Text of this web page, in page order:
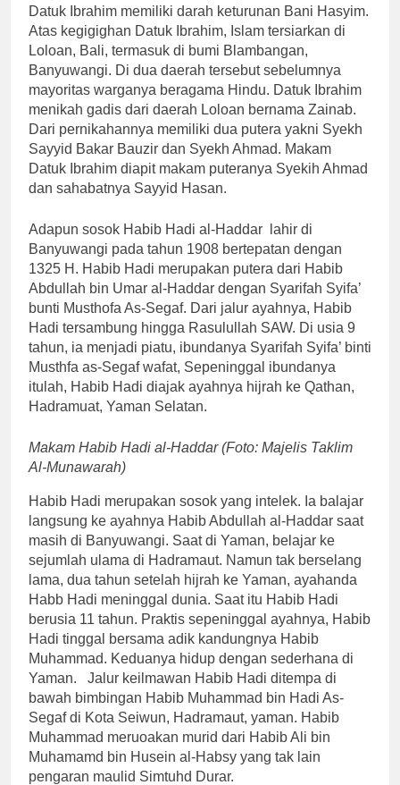
Datuk Ibrahim memiliki darah keturunan Bani Hasyim.
Atas kegigighan Datuk Ibrahim, Islam tersiarkan di
Loloan, Bali, termasuk di bumi Blambangan,
Banyuwangi. Di dua daerah tersebut sebelumnya
mayoritas warganya beragama Hindu. Datuk Ibrahim
menikah gadis dari daerah Loloan bernama Zainab.
Dari pernikahannya memiliki dua putera yakni Syekh
Sayyid Bakar Bauzir dan Syekh Ahmad. Makam
Datuk Ibrahim diapit makam puteranya Syekih Ahmad
dan sahabatnya Sayyid Hasan.
Adapun sosok Habib Hadi al-Haddar lahir di
Banyuwangi pada tahun 1908 bertepatan dengan
1325 H. Habib Hadi merupakan putera dari Habib
Abdullah bin Umar al-Haddar dengan Syarifah Syifa’
bunti Musthofa As-Segaf. Dari jalur ayahnya, Habib
Hadi tersambung hingga Rasulullah SAW. Di usia 9
tahun, ia menjadi piatu, ibundanya Syarifah Syifa’ binti
Musthfa as-Segaf wafat, Sepeninggal ibundanya
itulah, Habib Hadi diajak ayahnya hijrah ke Qathan,
Hadramuat, Yaman Selatan.
Makam Habib Hadi al-Haddar (Foto: Majelis Taklim
Al-Munawarah)
Habib Hadi merupakan sosok yang intelek. Ia balajar
langsung ke ayahnya Habib Abdullah al-Haddar saat
masih di Banyuwangi. Saat di Yaman, belajar ke
sejumlah ulama di Hadramaut. Namun tak berselang
lama, dua tahun setelah hijrah ke Yaman, ayahanda
Habb Hadi meninggal dunia. Saat itu Habib Hadi
berusia 11 tahun. Praktis sepeninggal ayahnya, Habib
Hadi tinggal bersama adik kandungnya Habib
Muhammad. Keduanya hidup dengan sederhana di
Yaman. Jalur keilmawan Habib Hadi ditempa di
bawah bimbingan Habib Muhammad bin Hadi As-
Segaf di Kota Seiwun, Hadramaut, yaman. Habib
Muhammad meruoakan murid dari Habib Ali bin
Muhamamd bin Husein al-Habsy yang tak lain
pengaran maulid Simtuhd Durar.